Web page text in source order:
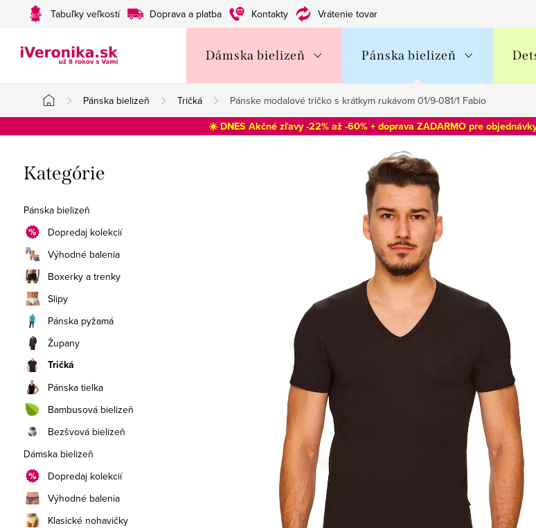
Tabuľky veľkostí Doprava a platba Kontakty Vrátenie tovaru
Dámska bielizeň Pánska bielizeň
Domov
Pánska bielizeň Tričká Pánske modalové tričko s krátkym rukávom 01/9-081/1 Fabio
☀️ DNES Akčné zľavy -22% až -60% + doprava ZADARMO pre
o
č
n
ý
p
a
n
e
l
Preskočiť
kategórie
Kategórie
Pánska bielizeň
Dopredaj kolekcií
Výhodné balenia
Boxerky a trenky
Slipy
Pánska pyžamá
Župany
Tričká
Pánska tielka
Bambusová bielizeň
Bezšvová bielizeň
Dámska bielizeň
Dopredaj kolekcií
Výhodné balenia
Klasické nohavičky